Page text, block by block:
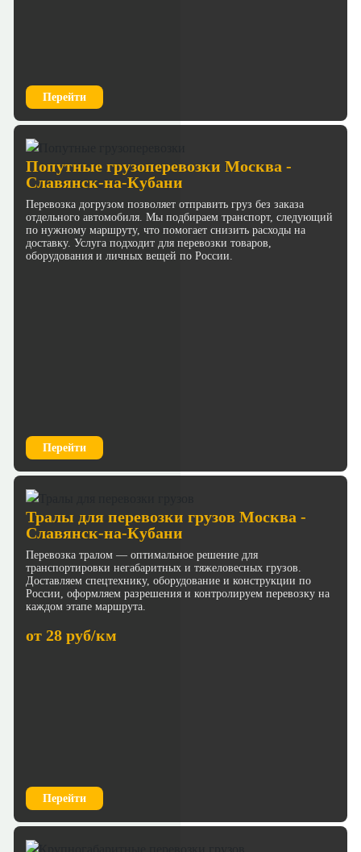
Перейти
Попутные грузоперевозки Москва -
Славянск-на-Кубани
Перевозка догрузом позволяет отправить груз без заказа
отдельного автомобиля. Мы подбираем транспорт, следующий
по нужному маршруту, что помогает снизить расходы на
доставку. Услуга подходит для перевозки товаров,
оборудования и личных вещей по России.
Перейти
Тралы для перевозки грузов Москва -
Славянск-на-Кубани
Перевозка тралом — оптимальное решение для
транспортировки негабаритных и тяжеловесных грузов.
Доставляем спецтехнику, оборудование и конструкции по
России, оформляем разрешения и контролируем перевозку на
каждом этапе маршрута.
от 28 руб/км
Перейти